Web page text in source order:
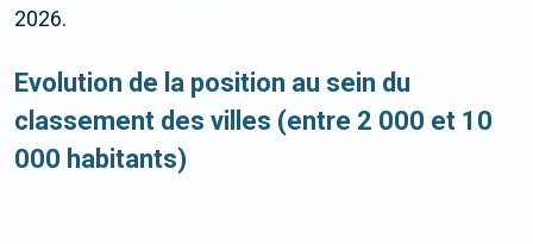
2026.
Evolution de la position au sein du
classement des villes (entre 2 000 et 10
000 habitants)